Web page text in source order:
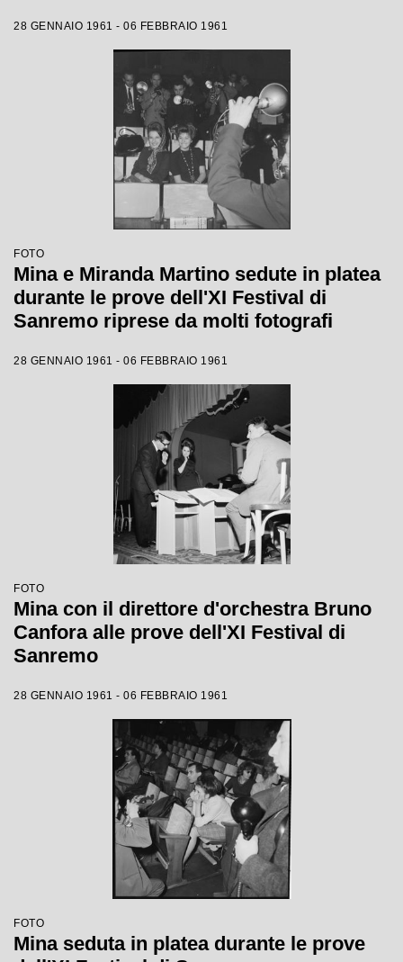
28 GENNAIO 1961 - 06 FEBBRAIO 1961
FOTO
Mina e Miranda Martino sedute in platea
durante le prove dell'XI Festival di
Sanremo riprese da molti fotografi
28 GENNAIO 1961 - 06 FEBBRAIO 1961
FOTO
Mina con il direttore d'orchestra Bruno
Canfora alle prove dell'XI Festival di
Sanremo
28 GENNAIO 1961 - 06 FEBBRAIO 1961
FOTO
Mina seduta in platea durante le prove